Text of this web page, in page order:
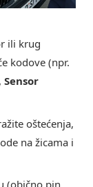
ili krug
kodove (npr.
, Sensor
oštećenja,
na žicama i